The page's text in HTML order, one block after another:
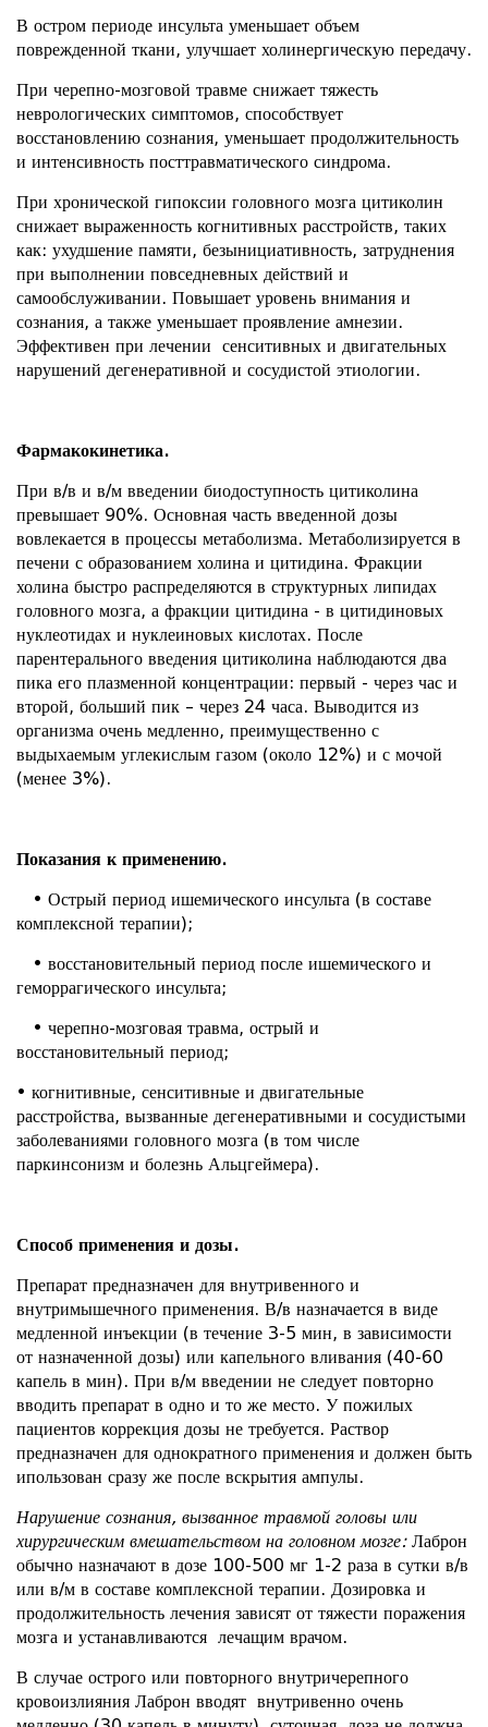
В остром периоде инсульта уменьшает объем
поврежденной ткани, улучшает холинергическую передачу.
При черепно-мозговой травме снижает тяжесть
неврологических симптомов, способствует
восстановлению сознания, уменьшает продолжительность
и интенсивность посттравматического синдрома.
При хронической гипоксии головного мозга цитиколин
снижает выраженность когнитивных расстройств, таких
как: ухудшение памяти, безынициативность, затруднения
при выполнении повседневных действий и
самообслуживании. Повышает уровень внимания и
сознания, а также уменьшает проявление амнезии.
Эффективен при лечении сенситивных и двигательных
нарушений дегенеративной и сосудистой этиологии.
Фармакокинетика.
При в/в и в/м введении биодоступность цитиколина
превышает 90%. Основная часть введенной дозы
вовлекается в процессы метаболизма. Метаболизируется в
печени с образованием холина и цитидина. Фракции
холина быстро распределяются в структурных липидах
головного мозга, а фракции цитидина - в цитидиновых
нуклеотидах и нуклеиновых кислотах. После
парентерального введения цитиколина наблюдаются два
пика его плазменной концентрации: первый - через час и
второй, больший пик – через 24 часа. Выводится из
организма очень медленно, преимущественно с
выдыхаемым углекислым газом (около 12%) и с мочой
(менее 3%).
Показания к применению.
• Острый период ишемического инсульта (в составе
комплексной терапии);
• восстановительный период после ишемического и
геморрагического инсульта;
• черепно-мозговая травма, острый и
восстановительный период;
• когнитивные, сенситивные и двигательные
расстройства, вызванные дегенеративными и сосудистыми
заболеваниями головного мозга (в том числе
паркинсонизм и болезнь Альцгеймера).
Способ применения и дозы.
Препарат предназначен для внутривенного и
внутримышечного применения. В/в назначается в виде
медленной инъекции (в течение 3-5 мин, в зависимости
от назначенной дозы) или капельного вливания (40-60
капель в мин). При в/м введении не следует повторно
вводить препарат в одно и то же место. У пожилых
пациентов коррекция дозы не требуется. Раствор
предназначен для однократного применения и должен быть
ипользован сразу же после вскрытия ампулы.
Нарушение сознания, вызванное травмой головы или
хирургическим вмешательством на головном мозге: Лаброн
обычно назначают в дозе 100-500 мг 1-2 раза в сутки в/в
или в/м в составе комплексной терапии. Дозировка и
продолжительность лечения зависят от тяжести поражения
мозга и устанавливаются лечащим врачом.
В случае острого или повторного внутричерепного
кровоизлияния Лаброн вводят внутривенно очень